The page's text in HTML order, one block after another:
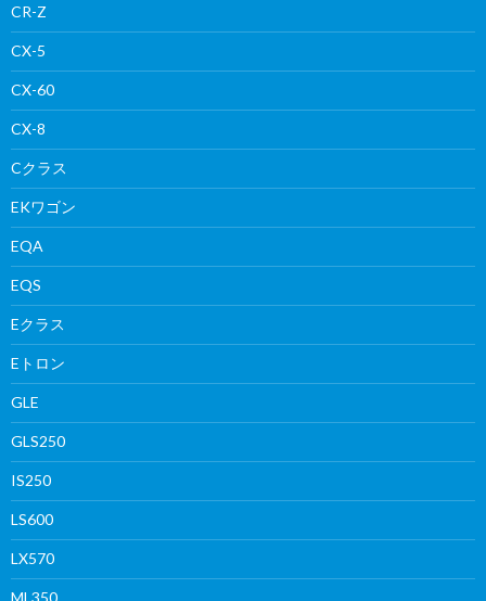
CR-Z
CX-5
CX-60
CX-8
Cクラス
EKワゴン
EQA
EQS
Eクラス
Eトロン
GLE
GLS250
IS250
LS600
LX570
ML350